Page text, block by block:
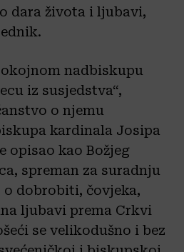
dara života i ljubavi,
nadbiskupu
iz susjedstva“,
o njemu
kardinala Josipa
opisao kao Božjeg
spreman za suradnju
o dobrobiti, čovjeka,
ljubavi prema Crkvi
se velikodušno i bez